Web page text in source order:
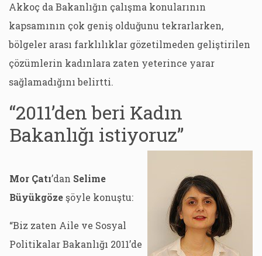
Akkoç da Bakanlığın çalışma konularının
kapsamının çok geniş olduğunu tekrarlarken,
bölgeler arası farklılıklar gözetilmeden geliştirilen
çözümlerin kadınlara zaten yeterince yarar
sağlamadığını belirtti.
“2011’den beri Kadın
Bakanlığı istiyoruz”
Mor Çatı’dan Selime
Büyükgözeşöyle konuştu:
“Biz zaten Aile ve Sosyal
Politikalar Bakanlığı 2011’de